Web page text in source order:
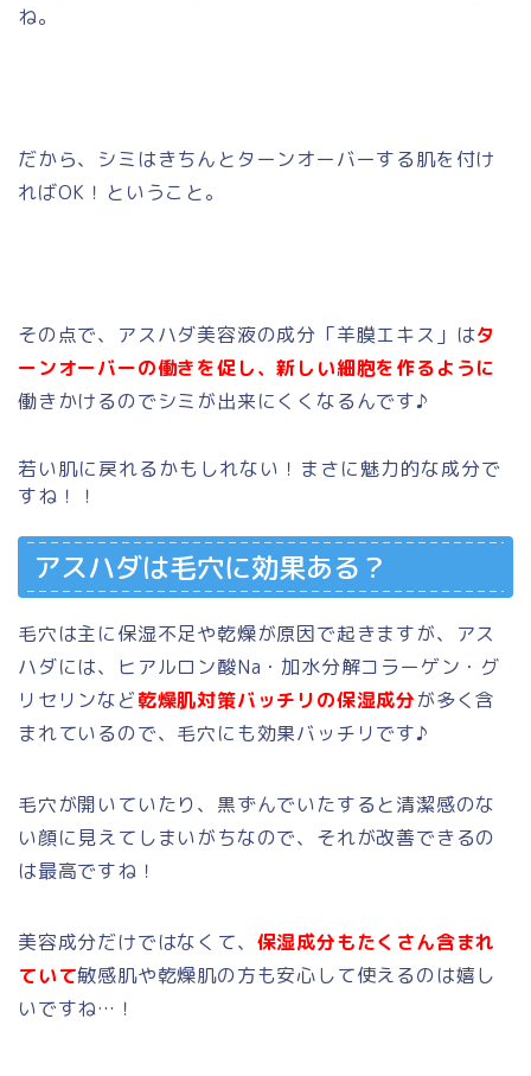
ね。
だから、シミはきちんとターンオーバーする肌を付け
ればOK！ということ。
その点で、アスハダ美容液の成分「羊膜エキス」はタ
ーンオーバーの働きを促し、新しい細胞を作るように
働きかけるのでシミが出来にくくなるんです♪
若い肌に戻れるかもしれない！まさに魅力的な成分で
すね！！
アスハダは毛穴に効果ある？
毛穴は主に保湿不足や乾燥が原因で起きますが、
アス
ハダには、ヒアルロン酸Na・加水分解コラーゲン・グ
リセリンなど乾燥肌対策バッチリの保湿成分が多く含
まれているので、毛穴にも効果バッチリです♪
毛穴が開いていたり、黒ずんでいたすると清潔感のな
い顔に見えてしまいがちなので、それが改善できるの
は最高ですね！
美容成分だけではなくて、 保湿成分もたくさん含まれ
ていて敏感肌や乾燥肌の方も安心して使えるのは嬉し
いですね…！